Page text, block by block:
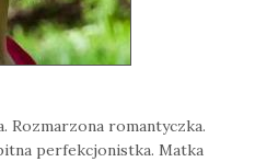
Rozmarzona romantyczka.
perfekcjonistka. Matka